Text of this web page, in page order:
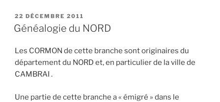
PUBLIÉ
LE
22 DÉCEMBRE 2011
Généalogie du NORD
Les CORMON de cette branche sont originaires du
département du NORD et, en particulier de la ville de
CAMBRAI .
Une partie de cette branche a « émigré » dans le